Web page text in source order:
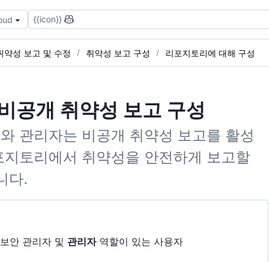
{{icon}}
약성 보고 및 수정 취약성 보고 구성 리포지토리에 대해 구성
공개 취약성 보고 구성
관리자는 비공개 취약성 보고를 활성
토리에서 취약성을 안전하게 보고할
다.
안 관리자 및 관리자역할이 있는 사용자